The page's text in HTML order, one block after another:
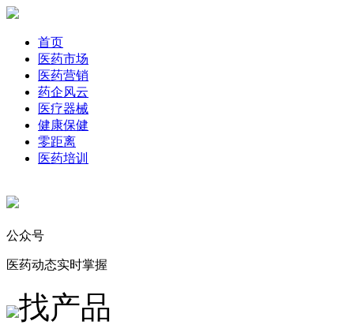
首页
医药市场
医药营销
药企风云
医疗器械
健康保健
零距离
医药培训
公众号
医药动态实时掌握
找产品